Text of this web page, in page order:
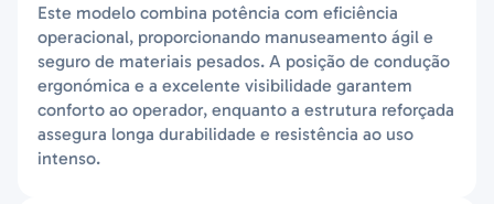
Este modelo combina potência com eficiência
operacional, proporcionando manuseamento ágil e
seguro de materiais pesados. A posição de condução
ergonómica e a excelente visibilidade garantem
conforto ao operador, enquanto a estrutura reforçada
assegura longa durabilidade e resistência ao uso
intenso.